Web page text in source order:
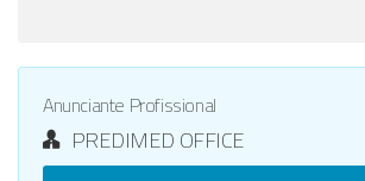
Anunciante Profissional
PREDIMED OFFICE